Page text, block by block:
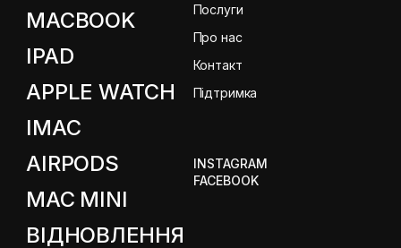
MACBOOK
IPAD
APPLE WATCH
IMAC
AIRPODS
MAC MINI
ВІДНОВЛЕННЯ
Послуги
Про нас
Контакт
Підтримка
INSTAGRAM
FACEBOOK